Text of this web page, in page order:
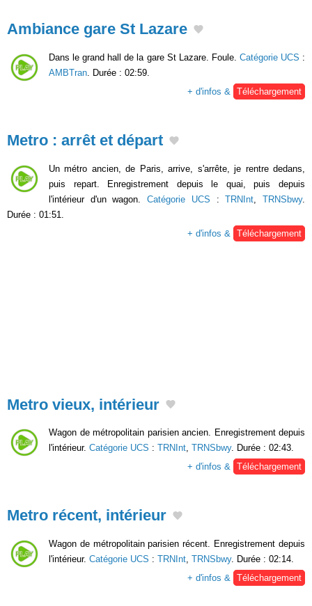
Ambiance gare St Lazare
Dans le grand hall de la gare St Lazare. Foule. Catégorie UCS :
AMBTran . Durée : 02:59.
+ d'infos &
Téléchargement
Metro : arrêt et départ
Un métro ancien, de Paris, arrive, s'arrête, je rentre dedans,
puis repart. Enregistrement depuis le quai, puis depuis
l'intérieur d'un wagon.Catégorie UCS :TRNInt ,TRNSbwy.
Durée : 01:51.
+ d'infos &
Téléchargement
Metro vieux, intérieur
Wagon de métropolitain parisien ancien. Enregistrement depuis
l'intérieur. Catégorie UCS : TRNInt, TRNSbwy. Durée : 02:43.
+ d'infos & Téléchargement
Metro récent, intérieur
Wagon de métropolitain parisien récent. Enregistrement depuis
l'intérieur. Catégorie UCS : TRNInt TRNSbwy. Durée : 02:14.
+ d'infos &
Téléchargement